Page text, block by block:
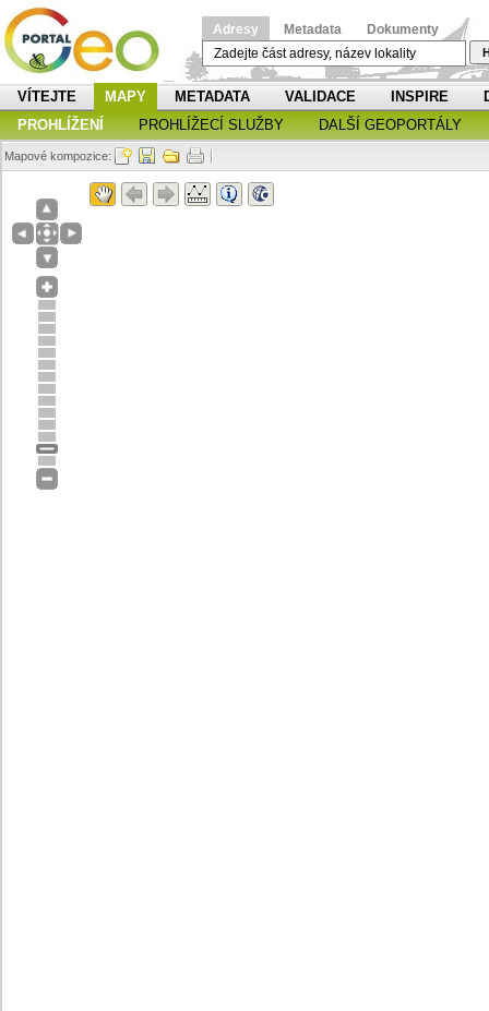
Adresy Metadata Dokumenty
VÍTEJTE MAPY METADATA VALIDACE INSPIRE
PROHLÍŽENÍ
PROHLÍŽECÍ SLUŽBY DALŠÍ GEOPORTÁLY
Mapové kompozice: